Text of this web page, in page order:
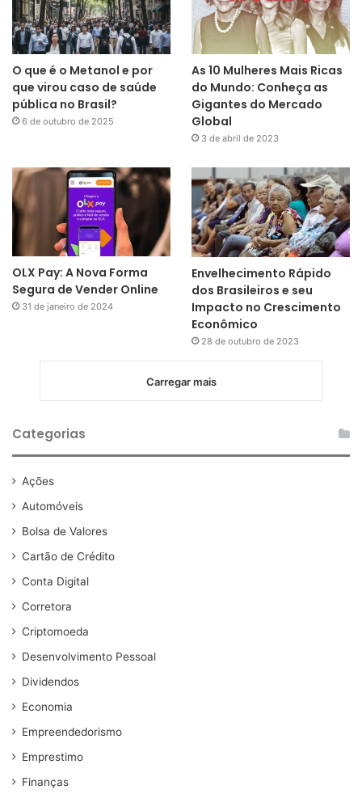
O que é o Metanol e por
que virou caso de saúde
pública no Brasil?
6 de outubro de 2025
As 10 Mulheres Mais Ricas
do Mundo: Conheça as
Gigantes do Mercado
Global
3 de abril de 2023
OLX Pay: A Nova Forma
Segura de Vender Online
31 de janeiro de 2024
Envelhecimento Rápido
dos Brasileiros e seu
Impacto no Crescimento
Econômico
28 de outubro de 2023
Carregar mais
Categorias
Ações
Automóveis
Bolsa de Valores
Cartão de Crédito
Conta Digital
Corretora
Criptomoeda
Desenvolvimento Pessoal
Dividendos
Economia
Empreendedorismo
Emprestimo
Finanças